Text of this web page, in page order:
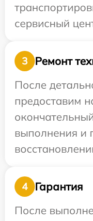
сервисный
3
Ремонт
После
предоставим
выполнения и
4
Гарантия
После